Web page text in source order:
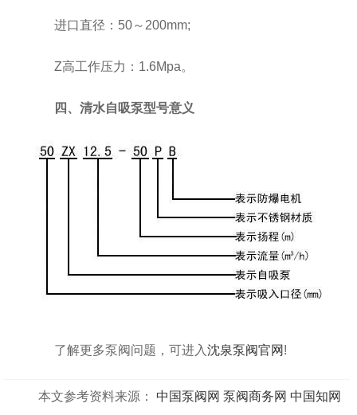
进口直径：50～200mm;
Z高工作压力：1.6Mpa。
四、清水自吸泵型号意义
了解更多泵阀问题，可进入沈泉泵阀官网 !
本文参考资料来源： 中国泵阀网 泵阀商务网 中国知网